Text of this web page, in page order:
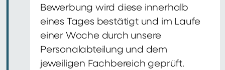
Bewerbung wird diese innerhalb
eines Tages bestätigt und im Laufe
einer Woche durch unsere
Personalabteilung und dem
jeweiligen Fachbereich geprüft.